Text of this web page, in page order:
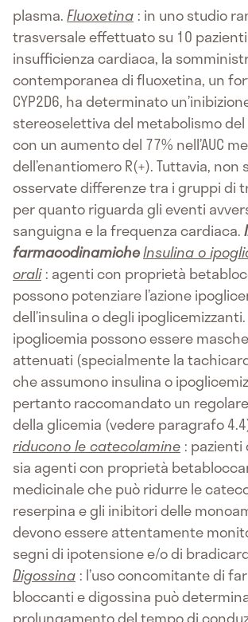
plasma.Fluoxetina : in uno studio
trasversale effettuato su 10
insufficienza cardiaca, la
contemporanea di fluoxetina, un
CYP2D6, ha determinato
stereoselettiva del metabolismo
con un aumento del 77% nell’AUC
dell’enantiomero R(+). Tuttavia, non
osservate differenze tra i gruppi di
per quanto riguarda gli eventi
sanguigna e la frequenza cardiaca.
farmacodinamicheInsulina o
orali : agenti con proprietà
possono potenziare l’azione
dell’insulina o degli
ipoglicemia possono essere
attenuati (specialmente la
che assumono insulina o
pertanto raccomandato un
della glicemia (vedere paragrafo
riducono le catecolamine :
sia agenti con proprietà
medicinale che può ridurre le
reserpina e gli inibitori delle
devono essere attentamente
segni di ipotensione e/o di
Digossina : l’uso concomitante di
bloccanti e digossina può